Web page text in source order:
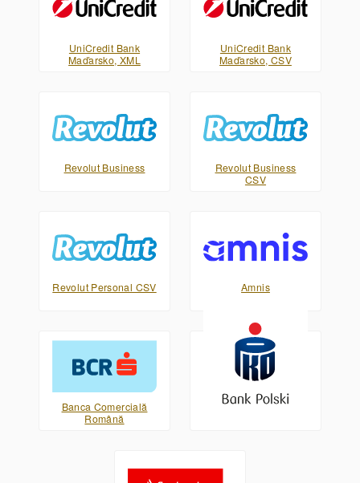
UniCredit Bank
Maďarsko, XML
UniCredit Bank
Maďarsko, CSV
Revolut Business
Revolut Business
CSV
Revolut Personal CSV Amnis
Banca Comercială
Română
PKO Bank Polski XML